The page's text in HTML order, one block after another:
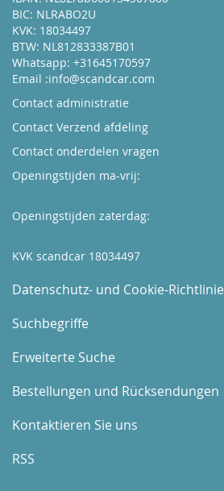
BIC: NLRABO2U
KVK: 18034497
BTW: NL812833387B01
Whatsapp: +31645170597
Email :info@scandcar.com
Contact administratie
Contact Verzend afdeling
Contact onderdelen vragen
Openingstijden ma-vrij:
Openingstijden zaterdag:
KVK scandcar 18034497
Datenschutz- und Cookie-Richtlinie
Suchbegriffe
Erweiterte Suche
Bestellungen und Rücksendungen
Kontaktieren Sie uns
RSS